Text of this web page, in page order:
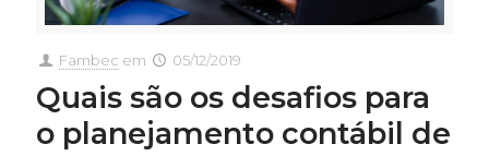
Fambec em 05/12/2019
Quais são os desafios para
o planejamento contábil de